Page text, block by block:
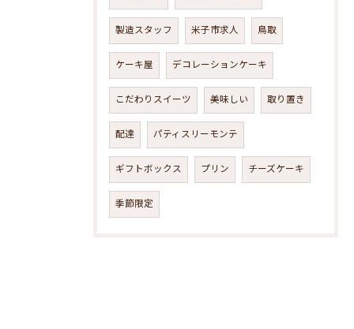
製造スタッフ 米子市求人 鳥取
ケーキ屋 デコレーションケーキ
こだわりスイーツ 美味しい 取り置き
配達 パティスリーモンテ
ギフトボックス プリン チーズケーキ
季節限定